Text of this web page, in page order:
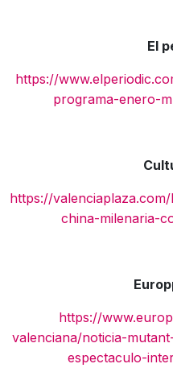
El
https://
programa-enero-
https://
china-milenaria-
https://
valenciana/noticia-
espectaculo-